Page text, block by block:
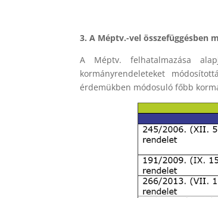
3. A Méptv.-vel összefüggésben
A Méptv. felhatalmazása
kormányrendeleteket
érdemükben módosuló főbb